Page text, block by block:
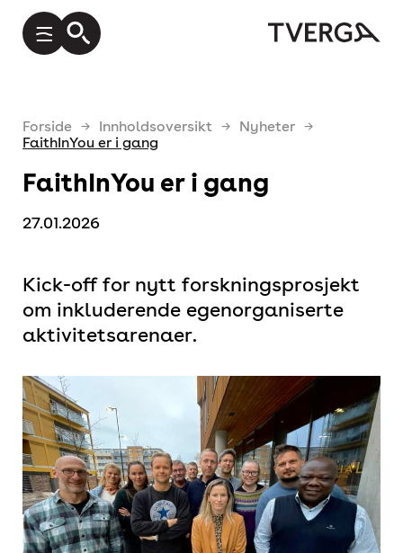
Forside Innholdsoversikt
Nyheter
FaithInYou er i gang
FaithInYou er i gang
27.01.2026
Kick-off for nytt forskningsprosjekt
om inkluderende egenorganiserte
aktivitetsarenaer.